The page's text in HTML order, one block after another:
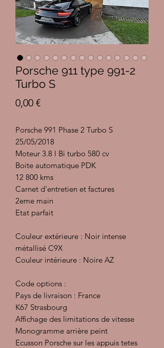
Porsche 911 type 991-2
Turbo S
0,00 €Prix
Porsche 991 Phase 2 Turbo S
25/05/2018
Moteur 3.8 l Bi turbo 580 cv
Boite automatique PDK
12 800 kms
Carnet d'entretien et factures
2eme main
Etat parfait
Couleur extérieure : Noir intense
métallisé C9X
Couleur intérieure : Noire AZ
Code options :
Pays de livraison : France
K67 Strasbourg
Affichage des limitations de vitesse
Monogramme arrière peint
Ecusson Porsche sur les appuis tetes